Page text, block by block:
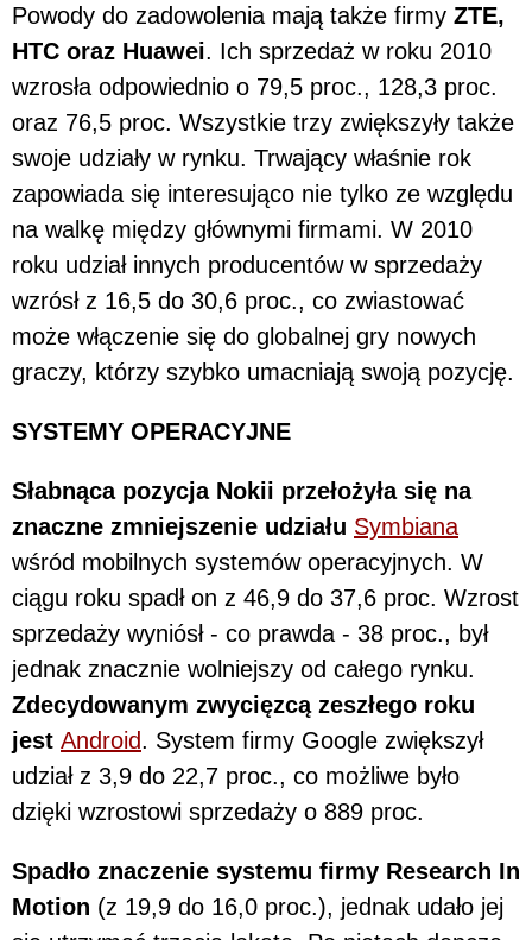
Powody do zadowolenia mają także firmy ZTE,
HTC oraz Huawei. Ich sprzedaż w roku 2010
wzrosła odpowiednio o 79,5 proc., 128,3 proc.
oraz 76,5 proc. Wszystkie trzy zwiększyły także
swoje udziały w rynku. Trwający właśnie rok
zapowiada się interesująco nie tylko ze względu
na walkę między głównymi firmami. W 2010
roku udział innych producentów w sprzedaży
wzrósł z 16,5 do 30,6 proc., co zwiastować
może włączenie się do globalnej gry nowych
graczy, którzy szybko umacniają swoją pozycję.
SYSTEMY OPERACYJNE
Słabnąca pozycja Nokii przełożyła się na
znaczne zmniejszenie udziału Symbiana
wśród mobilnych systemów operacyjnych. W
ciągu roku spadł on z 46,9 do 37,6 proc. Wzrost
sprzedaży wyniósł - co prawda - 38 proc., był
jednak znacznie wolniejszy od całego rynku.
Zdecydowanym zwycięzcą zeszłego roku
jest Android. System firmy Google zwiększył
udział z 3,9 do 22,7 proc., co możliwe było
dzięki wzrostowi sprzedaży o 889 proc.
Spadło znaczenie systemu firmy Research In
Motion (z 19,9 do 16,0 proc.), jednak udało jej